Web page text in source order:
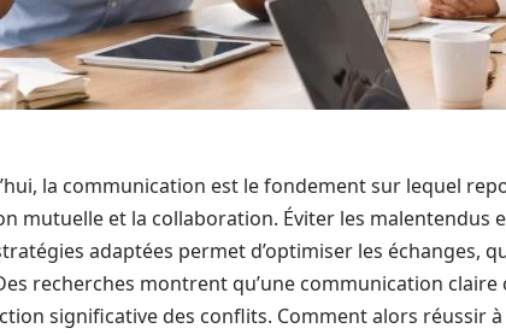
la communication est le fondement sur lequel
mutuelle et la collaboration. Éviter les malentendus
adaptées permet d’optimiser les échanges,
recherches montrent qu’une communication claire
significative des conflits. Comment alors réussir à